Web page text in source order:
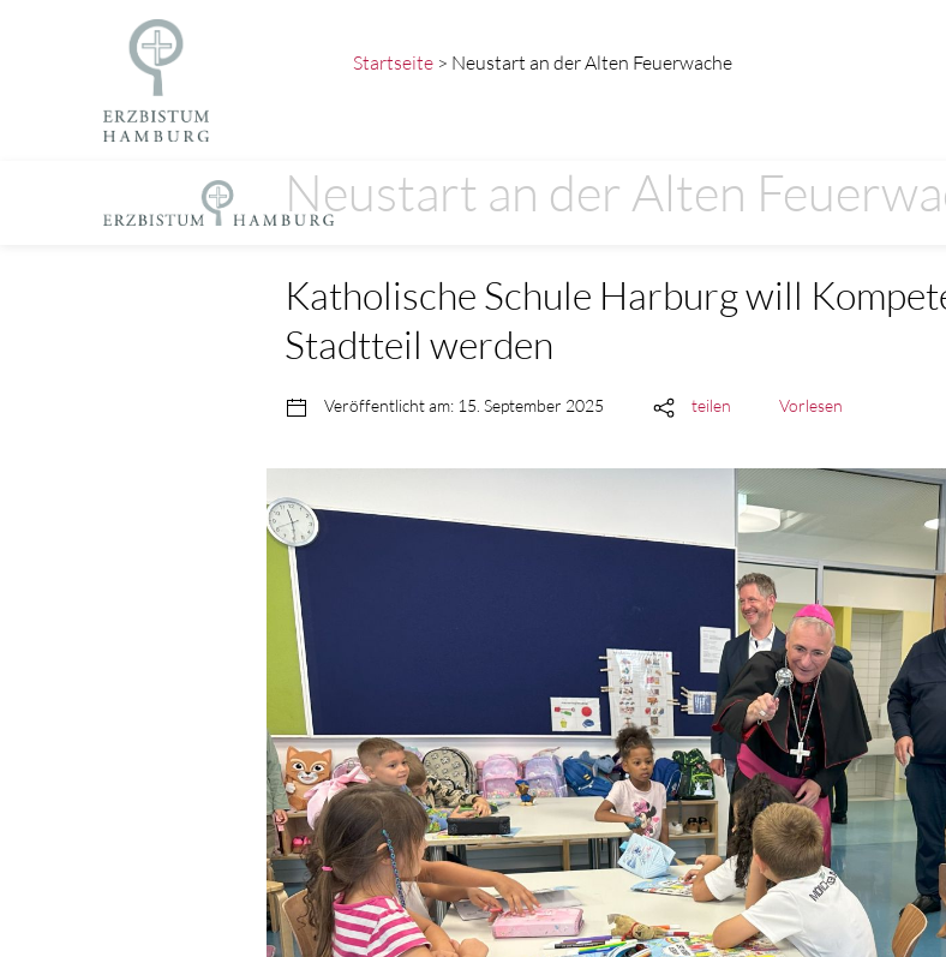
Startseite > Neustart an der Alten Feuerwache
Neustart an der Alten
Katholische Schule Harburg will
Stadtteil werden
Veröffentlicht am: 15. September 2025 teilen Vorlesen